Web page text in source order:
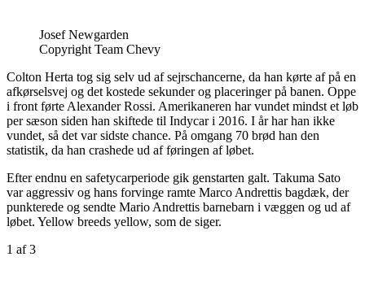
Josef Newgarden
Copyright Team Chevy
Colton Herta tog sig selv ud af sejrschancerne, da han kørte af på en
afkørselsvej og det kostede sekunder og placeringer på banen. Oppe
i front førte Alexander Rossi. Amerikaneren har vundet mindst et løb
per sæson siden han skiftede til Indycar i 2016. I år har han ikke
vundet, så det var sidste chance. På omgang 70 brød han den
statistik, da han crashede ud af føringen af løbet.
Efter endnu en safetycarperiode gik genstarten galt. Takuma Sato
var aggressiv og hans forvinge ramte Marco Andrettis bagdæk, der
punkterede og sendte Mario Andrettis barnebarn i væggen og ud af
løbet. Yellow breeds yellow, som de siger.
1 af 3